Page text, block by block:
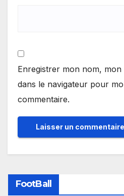
Enregistrer mon nom, mon
dans le navigateur pour
commentaire.
FootBall